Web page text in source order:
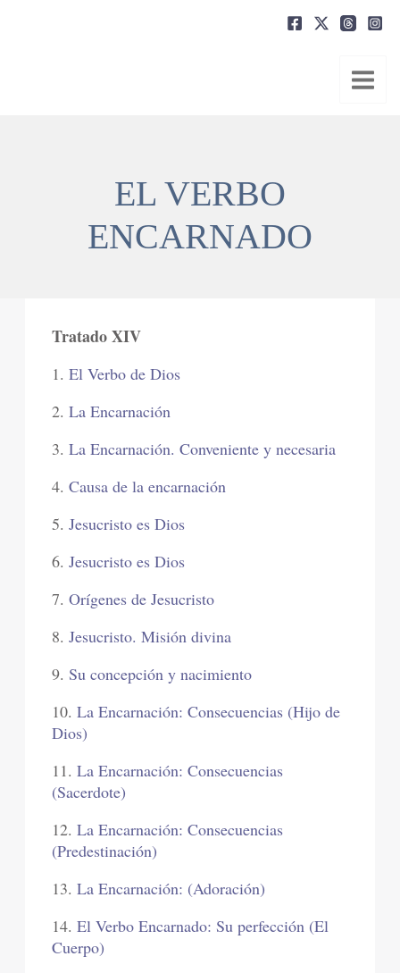
EL VERBO
ENCARNADO
Tratado XIV
1.El Verbo de Dios
2.La Encarnación
3.La Encarnación. Conveniente y necesaria
4.Causa de la encarnación
5.Jesucristo es Dios
6.Jesucristo es Dios
7.Orígenes de Jesucristo
8.Jesucristo. Misión divina
9. Su concepción y nacimiento
10.La Encarnación: Consecuencias (Hijo de
Dios)
11.La Encarnación: Consecuencias
(Sacerdote)
12.La Encarnación: Consecuencias
(Predestinación)
13.La Encarnación: (Adoración)
14.El Verbo Encarnado: Su perfección (El
Cuerpo)